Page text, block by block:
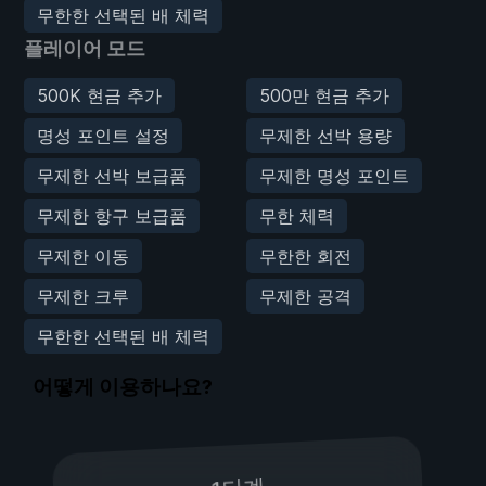
무한한 선택된 배 체력
플레이어 모드
500K 현금 추가
500만 현금 추가
명성 포인트 설정
무제한 선박 용량
무제한 선박 보급품
무제한 명성 포인트
무제한 항구 보급품
무한 체력
무제한 이동
무한한 회전
무제한 크루
무제한 공격
무한한 선택된 배 체력
어떻게 이용하나요?